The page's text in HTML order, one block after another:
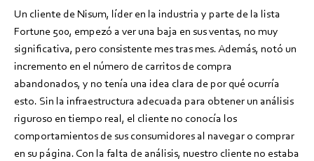
Un cliente de Nisum, líder en la industria y parte de la lista
Fortune 500, empezó a ver una baja en sus ventas, no muy
significativa, pero consistente mes tras mes. Además, notó un
incremento en el número de carritos de compra
abandonados, y no tenía una idea clara de por qué ocurría
esto. Sin la infraestructura adecuada para obtener un análisis
riguroso en tiempo real, el cliente no conocía los
comportamientos de sus consumidores al navegar o comprar
en su página. Con la falta de análisis, nuestro cliente no estaba